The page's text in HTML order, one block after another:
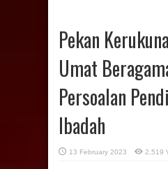
Pekan
Umat
Persoalan
Ibadah
13 February 2023 2,519